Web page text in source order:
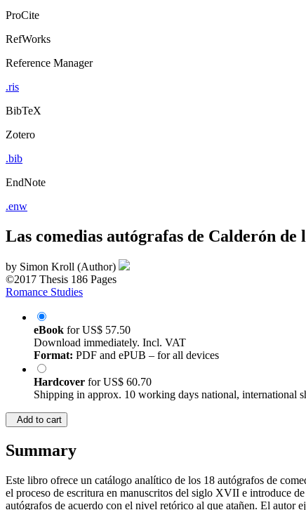
ProCite
RefWorks
Reference Manager
.ris
BibTeX
Zotero
.bib
EndNote
.enw
Las comedias autógrafas de Calderón
by Simon Kroll (Author)
©2017 Thesis 186 Pages
Romance Studies
eBook forUS$ 57.50
Download immediately. Incl. VAT
Format: PDF and ePUB – for all devices
Hardcover forUS$ 60.70
Shipping in approx. 10 working days national, international
Add to cart
Summary
Este libro ofrece un catálogo analítico de los 18 autógrafos de
el proceso de escritura en manuscritos del siglo XVII e introduce
autógrafos de acuerdo con el nivel retórico al que atañen. El autor